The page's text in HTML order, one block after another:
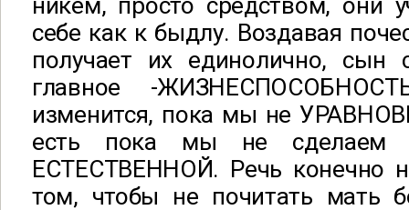
никем, просто средством, они
себе как к быдлу. Воздавая
получает их единолично, сын
главное -
изменится, пока мы не
есть пока мы не сделаем
ЕСТЕСТВЕННОЙ. Речь конечно
том, чтобы не почитать мать